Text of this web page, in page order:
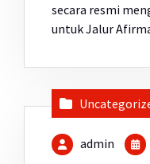
secara resmi
untuk Jalur
admin